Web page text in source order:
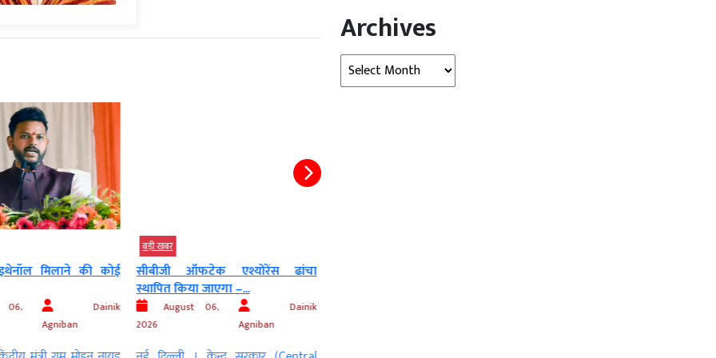
मिलाने की कोई
06,
Dainik
Agniban
बड़ी खबर
सीबीजी ऑफटेक एश्योरेंस ढांचा
स्थापित किया जाएगा –...
August 06,
2026
Dainik
Agniban
Archives
Archives